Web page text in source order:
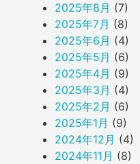
2025年8月 (7)
2025年7月 (8)
2025年6月 (4)
2025年5月 (6)
2025年4月 (9)
2025年3月 (4)
2025年2月 (6)
2025年1月 (9)
2024年12月 (4)
2024年11月 (8)